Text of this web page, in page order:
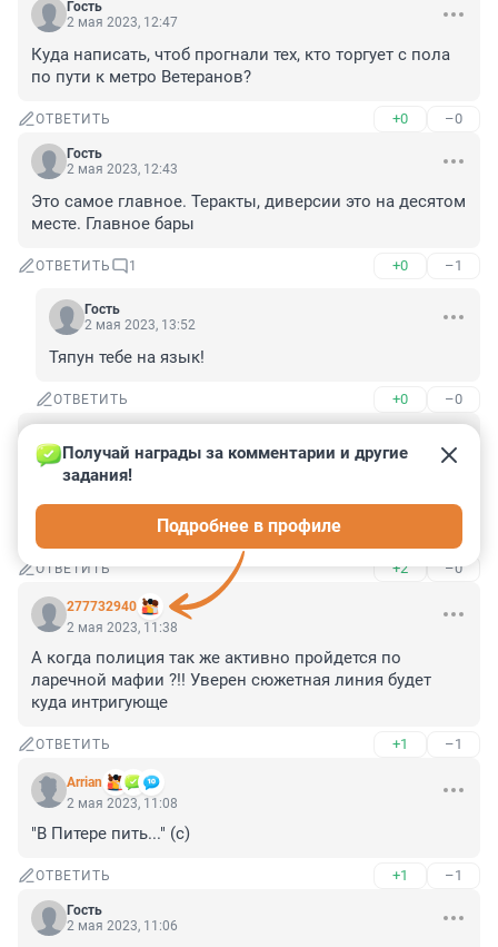
Гость
2 мая 2023, 12:47
Куда написать, чтоб прогнали тех, кто торгует с пола
по пути к метро Ветеранов?
ОТВЕТИТЬ +0 –0
Гость
2 мая 2023, 12:43
Это самое главное. Теракты, диверсии это на десятом
месте. Главное бары
ОТВЕТИТЬ 1 +0 –1
Гость
2 мая 2023, 13:52
Тяпун тебе на язык!
ОТВЕТИТЬ +0 –0
2 мая 2023, 12:31
Ввиду отсутствия власти в Петербурге, город стал
центром притяжения « джентельменов удачи»,
всякого рода барыг и мошенников.
ОТВЕТИТЬ +2 –0
277732940
Получай награды за комментарии и другие
задания!
Подробнее в профиле
2 мая 2023, 11:38
А когда полиция так же активно пройдется по
ларечной мафии ?!! Уверен сюжетная линия будет
куда интригующе
ОТВЕТИТЬ +1 –1
Arrian
2 мая 2023, 11:08
"В Питере пить..." (с)
ОТВЕТИТЬ +1 –1
Гость
2 мая 2023, 11:06